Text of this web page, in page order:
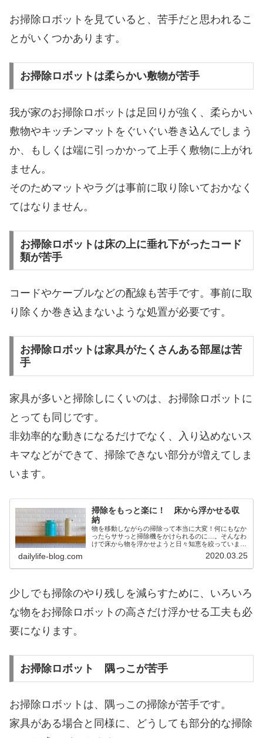
お掃除ロボットを見ていると、苦手だと思われるこ
とがいくつかあります。
お掃除ロボットは柔らかい敷物が苦手
我が家のお掃除ロボットは足回りが強く、柔らかい
敷物やキッチンマットをぐいぐい巻き込んでしまう
か、もしくは端に引っかかって上手く敷物に上がれ
ません。
そのためマットやラグは事前に取り除いておかなく
てはなりません。
お掃除ロボットは床の上に垂れ下がったコード
類が苦手
コードやケーブルなどの配線も苦手です。事前に取
り除くか巻き込まないような処置が必要です。
お掃除ロボットは家具がたくさんある部屋は苦
手
家具が多いと掃除しにくいのは、お掃除ロボットに
とっても同じです。
非効率的な動きになるだけでなく、入り込めないス
キマなどができて、掃除できない部分が増えてしま
います。
掃除をもっと楽に！ 床から浮かせる収
納
物を移動しながらの掃除って本当に大変！何にもなか
ったらササっと掃除機をかけられるのに…。そんなわ
けで床から物を浮かせようと日々知恵を絞っていま
dailylife-blog.com 2020.03.25
少しでも掃除のやり残しを減らすために、いろいろ
な物をお掃除ロボットの高さだけ浮かせる工夫も必
要になります。
お掃除ロボット 隅っこが苦手
お掃除ロボットは、隅っこの掃除が苦手です。
家具がある場合と同様に、どうしても部分的な掃除